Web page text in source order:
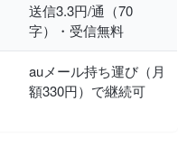
送信3.3円/通（70
字）・受信無料
auメール持ち運び（月
額330円）で継続可